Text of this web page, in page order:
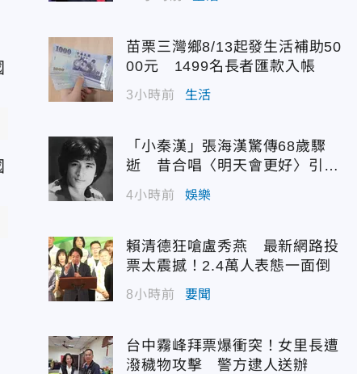
苗栗三灣鄉8/13起發生活補助50
00元 1499名長者匯款入帳
3小時前 生活
「小秦漢」張海漢驚傳68歲驟
逝 昔合唱〈明天會更好〉引追
憶
4小時前 娛樂
賴清德狂嗆盧秀燕 最新網路投
票太震撼！2.4萬人表態一面倒
8小時前 要聞
台中霧峰拜票爆衝突！女里長遭
潑穢物攻擊 警方逮人送辦